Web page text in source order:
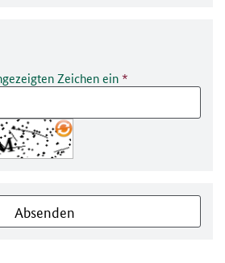
Zeichen ein
Absenden